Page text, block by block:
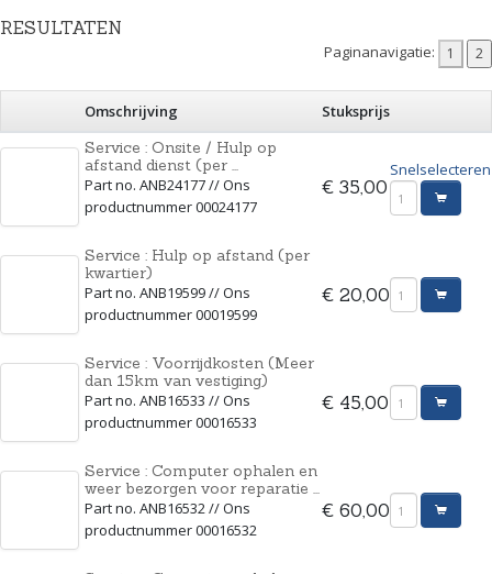
RESULTATEN
Paginanavigatie:
Omschrijving
Stuksprijs
Service : Onsite / Hulp op
afstand dienst (per ...
Part no. ANB24177 // Ons
productnummer 00024177
€ 35,00
Snelselecteren
Service : Hulp op afstand (per
kwartier)
Part no. ANB19599 // Ons
productnummer 00019599
€ 20,00
Service : Voorrijdkosten (Meer
dan 15km van vestiging)
Part no. ANB16533 // Ons
productnummer 00016533
€ 45,00
Service : Computer ophalen en
weer bezorgen voor reparatie ...
Part no. ANB16532 // Ons
productnummer 00016532
€ 60,00